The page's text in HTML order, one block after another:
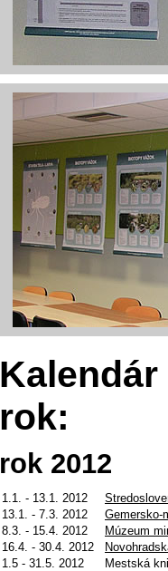
rok:
rok 2012
1.1. - 13.1. 2012
13.1. - 7.3. 2012
Gemersko-
8.3. - 15.4. 2012
Múzeum
16.4. - 30.4. 2012
1.5 - 31.5. 2012
Mestská